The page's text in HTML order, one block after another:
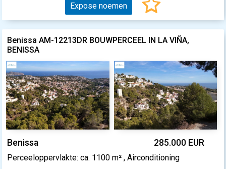
Expose noemen
Benissa AM-12213DR BOUWPERCEEL IN LA VIÑA,
BENISSA
Benissa 285.000 EUR
Perceeloppervlakte: ca. 1100 m² , Airconditioning